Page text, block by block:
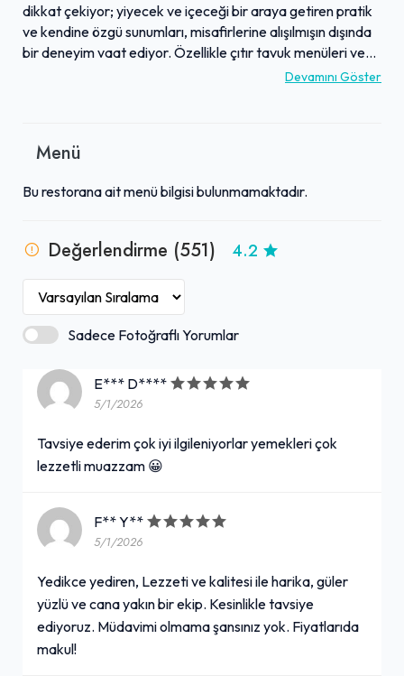
dikkat çekiyor; yiyecek ve içeceği bir araya getiren pratik
ve kendine özgü sunumları, misafirlerine alışılmışın dışında
bir deneyim vaat ediyor. Özellikle çıtır tavuk menüleri ve
zengin soslu makarnaları, doyurucu porsiyonlarıyla lezzet
yaratıyor. Güler yüzlü ve ilgili personeliyle öne çıkan
gençler hem de aileler için hoş bir atmosfer sunuyor. Fiyat-
lezzetli ve farklı bir yemek deneyimi arayanlar için İzmit'te
tercih edilesi bir durak olarak konumlanıyor.
Devamını Göster
Menü
Bu restorana ait menü bilgisi bulunmamaktadır.
Değerlendirme (551) 4.2
Sadece Fotoğraflı Yorumlar
E*** D****
5/1/2026
Tavsiye ederim çok iyi ilgileniyorlar yemekleri çok
lezzetli muazzam 😀
F** Y**
5/1/2026
Yedikce yediren, Lezzeti ve kalitesi ile harika, güler
yüzlü ve cana yakın bir ekip. Kesinlikle tavsiye
ediyoruz. Müdavimi olmama şansınız yok. Fiyatlarıda
makul!